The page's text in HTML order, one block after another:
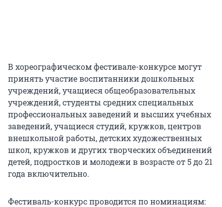
В хореографическом фестивале-конкурсе могут
принять участие воспитанники дошкольных
учреждений, учащиеся общеобразовательных
учреждений, студенты средних специальных
профессиональных заведений и высших учебных
заведений, учащиеся студий, кружков, центров
внешкольной работы, детских художественных
школ, кружков и других творческих объединений
детей, подростков и молодежи в возрасте от 5 до 21
года включительно.
Фестиваль-конкурс проводится по номинациям: